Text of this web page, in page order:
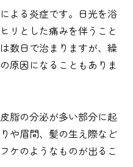
よる炎症です。日光を浴
リとした痛みを伴うこと
数日で治まりますが、繰
原因になることもありま
脂の分泌が多い部分に起
や眉間、髪の生え際など
ケのようなものが出るこ